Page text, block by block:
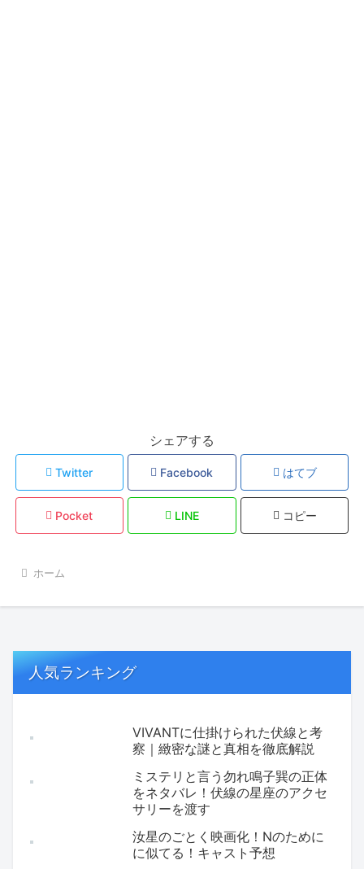
シェアする
Twitter Facebook はてブ
Pocket LINE コピー
ホーム
人気ランキング
VIVANTに仕掛けられた伏線と考
察｜緻密な謎と真相を徹底解説
ミステリと言う勿れ鳴子巽の正体
をネタバレ！伏線の星座のアクセ
サリーを渡す
汝星のごとく映画化！Nのために
に似てる！キャスト予想